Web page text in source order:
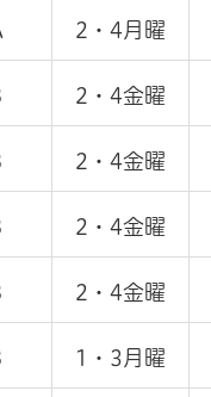
2・4月曜
2・4金曜
2・4金曜
2・4金曜
2・4金曜
1・3月曜